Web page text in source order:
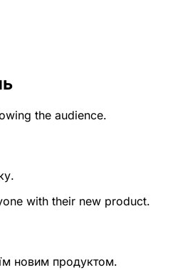
the audience.
with their new product.
новим продуктом.